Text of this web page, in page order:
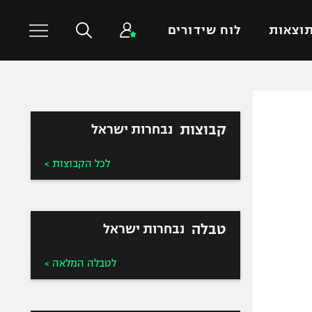
תוצאות לוח שידורים
טניס
ספורט אולימפי
UFC
קבוצות נבחרות ישראל
לכל הקבוצות >
טבלה נבחרות ישראל
לטבלה המלאה >